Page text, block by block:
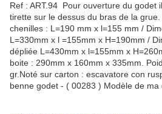
Ref : ART.94 Pour ouverture du godet
tirette sur le dessus du bras de la
chenilles : L=190 mm x l=155 mm /
L=330mm x l =155mm x H=190mm /
dépliée L=430mm x l=155mm x
boite : 290mm x 160mm x 335mm.
gr.Noté sur carton : escavatore con
benne godet - ( 00283 ) Modèle de ma